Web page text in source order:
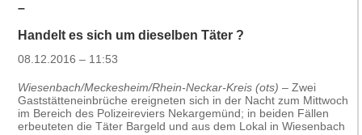
–
Handelt es sich um dieselben Täter ?
08.12.2016 – 11:53
Wiesenbach/Meckesheim/Rhein-Neckar-Kreis (ots) – Zwei
Gaststätteneinbrüche ereigneten sich in der Nacht zum Mittwoch
im Bereich des Polizeireviers Nekargemünd; in beiden Fällen
erbeuteten die Täter Bargeld und aus dem Lokal in Wiesenbach